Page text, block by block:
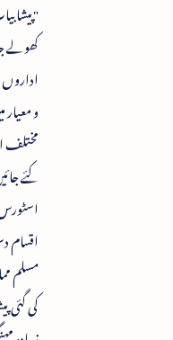
کھولے
و
مختلف
کئے
اقسام
مسلم
کی